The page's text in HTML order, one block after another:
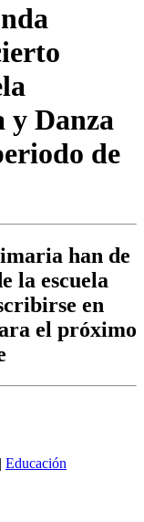
y Danza
de
han de
la escuela
en
el próximo
| Educación